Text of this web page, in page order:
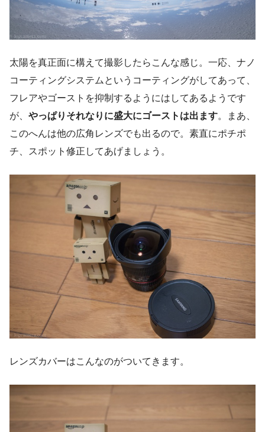
太陽を真正面に構えて撮影したらこんな感じ。一応、ナノ
コーティングシステムというコーティングがしてあって、
フレアやゴーストを抑制するようにはしてあるようです
が、 やっぱりそれなりに盛大にゴーストは出ます。まあ、
このへんは他の広角レンズでも出るので。素直にポチポ
チ、スポット修正してあげましょう。
レンズカバーはこんなのがついてきます。